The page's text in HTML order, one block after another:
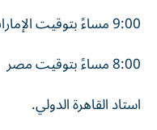
9:00 مساءً بتوقيت الإمارات
8:00 مساءً بتوقيت مصر
استاد القاهرة الدولي.